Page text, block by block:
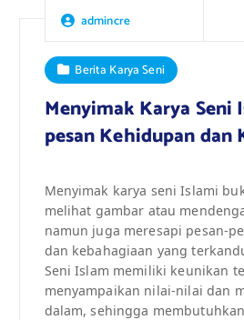
admincre
Berita Karya Seni
Menyimak Karya Seni
pesan Kehidupan dan
Menyimak karya seni Islami
melihat gambar atau
namun juga meresapi pesan-
dan kebahagiaan yang
Seni Islam memiliki keunikan
menyampaikan nilai-nilai dan
dalam, sehingga